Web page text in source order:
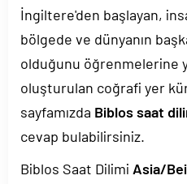
İngiltere'den başlayan,
bölgede ve dünyanın
olduğunu öğrenmelerine
oluşturulan coğrafi yer
sayfamızda Biblos saat
cevap bulabilirsiniz.
Biblos Saat Dilimi Asia/